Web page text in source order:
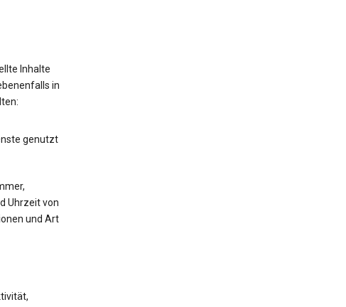
Inhalte
in
genutzt
Uhrzeit von
und Art